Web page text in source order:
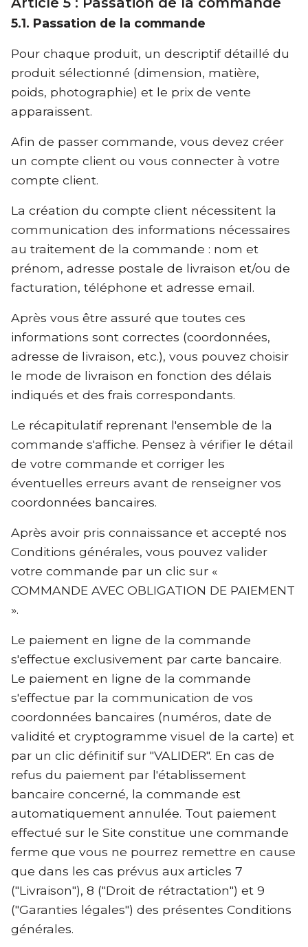
5.1. Passation de la commande
Pour chaque produit, un descriptif détaillé du
produit sélectionné (dimension, matière,
poids, photographie) et le prix de vente
apparaissent.
Afin de passer commande, vous devez créer
un compte client ou vous connecter à votre
compte client.
La création du compte client nécessitent la
communication des informations nécessaires
au traitement de la commande : nom et
prénom, adresse postale de livraison et/ou de
facturation, téléphone et adresse email.
Après vous être assuré que toutes ces
informations sont correctes (coordonnées,
adresse de livraison, etc.), vous pouvez choisir
le mode de livraison en fonction des délais
indiqués et des frais correspondants.
Le récapitulatif reprenant l'ensemble de la
commande s'affiche. Pensez à vérifier le détail
de votre commande et corriger les
éventuelles erreurs avant de renseigner vos
coordonnées bancaires.
Après avoir pris connaissance et accepté nos
Conditions générales, vous pouvez valider
votre commande par un clic sur «
COMMANDE AVEC OBLIGATION DE PAIEMENT
».
Le paiement en ligne de la commande
s'effectue exclusivement par carte bancaire.
Le paiement en ligne de la commande
s'effectue par la communication de vos
coordonnées bancaires (numéros, date de
validité et cryptogramme visuel de la carte) et
par un clic définitif sur "VALIDER". En cas de
refus du paiement par l'établissement
bancaire concerné, la commande est
automatiquement annulée. Tout paiement
effectué sur le Site constitue une commande
ferme que vous ne pourrez remettre en cause
que dans les cas prévus aux articles 7
("Livraison"), 8 ("Droit de rétractation") et 9
("Garanties légales") des présentes Conditions
générales.